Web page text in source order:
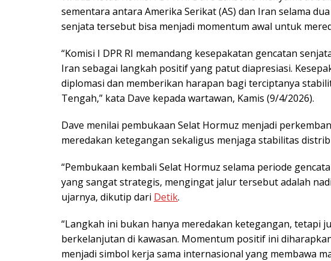
sementara antara Amerika Serikat (AS) dan Iran selama
senjata tersebut bisa menjadi momentum awal untuk
“Komisi I DPR RI memandang kesepakatan gencatan
Iran sebagai langkah positif yang patut diapresiasi.
diplomasi dan memberikan harapan bagi terciptanya
Tengah,” kata Dave kepada wartawan, Kamis (9/4/2026).
Dave menilai pembukaan Selat Hormuz menjadi
meredakan ketegangan sekaligus menjaga stabilitas
“Pembukaan kembali Selat Hormuz selama periode
yang sangat strategis, mengingat jalur tersebut adalah
ujarnya, dikutip dari Detik.
“Langkah ini bukan hanya meredakan ketegangan, tetapi
berkelanjutan di kawasan. Momentum positif ini
menjadi simbol kerja sama internasional yang membawa